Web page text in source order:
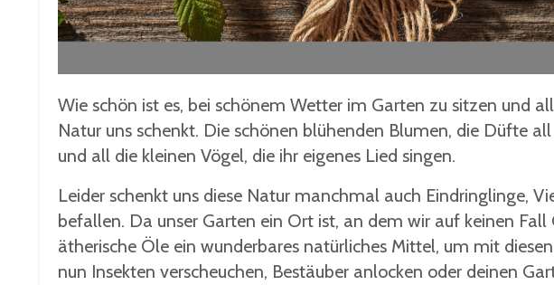
Wie schön ist es, bei schönem Wetter im Garten zu sitzen und
Natur uns schenkt. Die schönen blühenden Blumen, die Düfte
und all die kleinen Vögel, die ihr eigenes Lied singen.
Leider schenkt uns diese Natur manchmal auch Eindringlinge,
befallen. Da unser Garten ein Ort ist, an dem wir auf keinen
ätherische Öle ein wunderbares natürliches Mittel, um mit
nun Insekten verscheuchen, Bestäuber anlocken oder deinen